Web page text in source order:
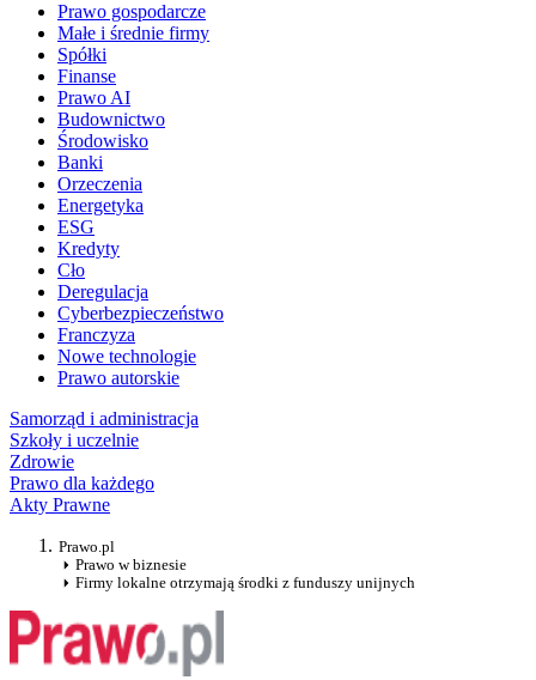
Prawo gospodarcze
Małe i średnie firmy
Spółki
Finanse
Prawo AI
Budownictwo
Środowisko
Banki
Orzeczenia
Energetyka
ESG
Kredyty
Cło
Deregulacja
Cyberbezpieczeństwo
Franczyza
Nowe technologie
Prawo autorskie
Samorząd i administracja
Szkoły i uczelnie
Zdrowie
Prawo dla każdego
Akty Prawne
Prawo.pl
Prawo w biznesie
Firmy lokalne otrzymają środki z funduszy unijnych